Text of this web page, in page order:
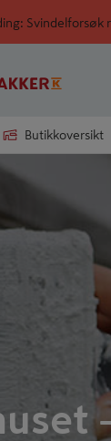
Butikkoversikt